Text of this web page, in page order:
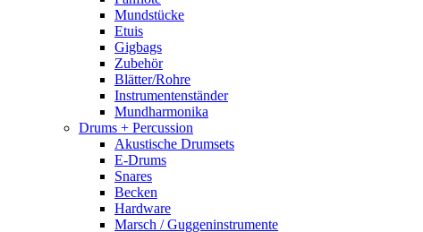
Mundstücke
Etuis
Gigbags
Zubehör
Blätter/Rohre
Instrumentenständer
Mundharmonika
Drums + Percussion
Akustische Drumsets
E-Drums
Snares
Becken
Hardware
Marsch / Guggeninstrumente